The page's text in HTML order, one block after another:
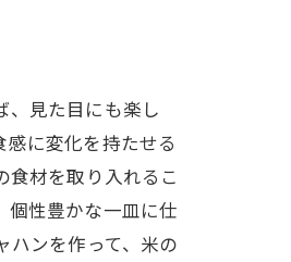
、見た目にも楽し
に変化を持たせる
食材を取り入れるこ
個性豊かな一皿に仕
ハンを作って、米の